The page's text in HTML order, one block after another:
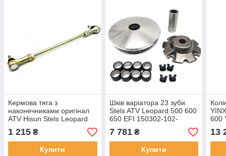
Кермова тяга з
наконечниками оригінал
ATV Hisun Stels Leopard
600 650 Dinli LU014008
341604-102-0000
LU021930
P107000641100000
1 215 ₴
Купити
Шків варіатора 23 зуби
Stels ATV Leopard 500 600
650 EFI 150302-102-
0000,LU070909
7 781₴
Купити
600
13